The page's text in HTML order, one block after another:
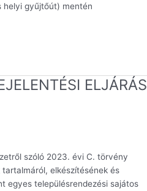
helyi gyűjtőút) mentén
ELJÁRÁS
szóló 2023. évi C. törvény
elkészítésének és
egyes településrendezési sajátos